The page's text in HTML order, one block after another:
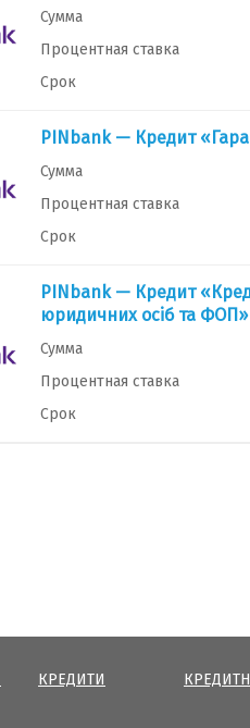
Сумма
Процентная ставка
Срок
PINbank — Кредит
Сумма
Процентная ставка
Срок
PINbank — Кредит
юридичних осіб та ФОП»
Сумма
Процентная ставка
Срок
КРЕДИТИ